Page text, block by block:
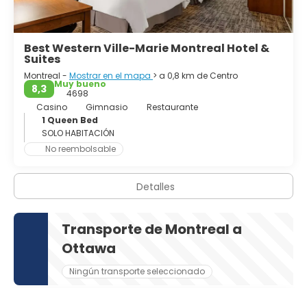
esquí y las mejores condiciones de esquí.
Apodado el París de Canadá, Montreal tiene una
arquitectura magnífica, incluyendo la impresionante
Basílica de Notre-Dame. Es una rica ciudad, casi europea,
Best Western Ville-Marie Montreal Hotel &
Suites
Montreal - Mostrar en el mapa > a 0,8 km de Centro
8,3
Muy bueno
4698
Casino
Gimnasio
Restaurante
1 Queen Bed
SOLO HABITACIÓN
No reembolsable
Detalles
Transporte de Montreal a
Ottawa
Ningún transporte seleccionado